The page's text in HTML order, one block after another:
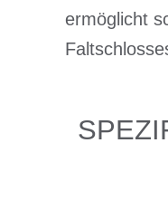
ermöglicht